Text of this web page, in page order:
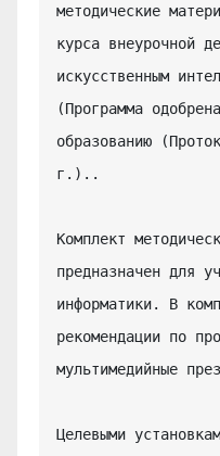
методические
курса внеурочной
искусственным
(Программа
образованию
г.)..
Комплект
предназначен для
информатики. В
рекомендации по
мультимедийные
Целевыми